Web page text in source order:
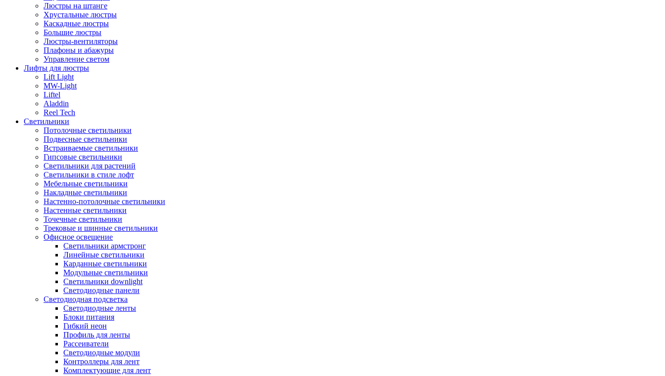
Люстры на штанге
Хрустальные люстры
Каскадные люстры
Большие люстры
Люстры-вентиляторы
Плафоны и абажуры
Управление светом
Лифты для люстры
Lift Light
MW-Light
Liftel
Aladdin
Reel Tech
Светильники
Потолочные светильники
Подвесные светильники
Встраиваемые светильники
Гипсовые светильники
Светильники для растений
Светильники в стиле лофт
Мебельные светильники
Накладные светильники
Настенно-потолочные светильники
Настенные светильники
Точечные светильники
Трековые и шинные светильники
Офисное освещение
Светильники армстронг
Линейные светильники
Карданные светильники
Модульные светильники
Светильники downlight
Светодиодные панели
Светодиодная подсветка
Светодиодные ленты
Блоки питания
Гибкий неон
Профиль для ленты
Рассеиватели
Светодиодные модули
Контроллеры для лент
Комплектующие для лент